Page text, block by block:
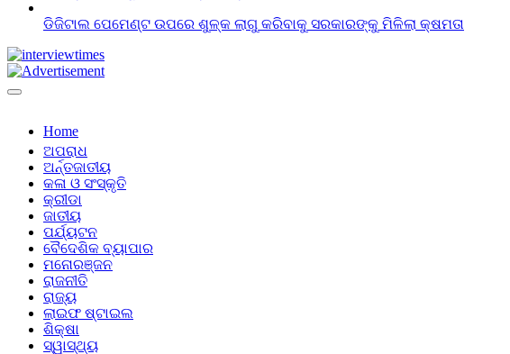
ଡିଜିଟାଲ ପେମେଣ୍ଟ ଉପରେ ଶୁଳ୍କ ଲାଗୁ କରିବାକୁ ସରକାରଙ୍କୁ ମିଳିଲା କ୍ଷମତା
Home
ଅପରାଧ
ଅର୍ନ୍ତଜାତୀୟ
କଳା ଓ ସଂସ୍କୃତି
କ୍ରୀଡା
ଜାତୀୟ
ପର୍ଯ୍ୟଟନ
ବୈଦେଶିକ ବ୍ୟାପାର
ମନୋରଞ୍ଜନ
ରାଜନୀତି
ରାଜ୍ୟ
ଲାଇଫ ଷ୍ଟାଇଲ
ଶିକ୍ଷା
ସ୍ୱାସ୍ଥ୍ୟ